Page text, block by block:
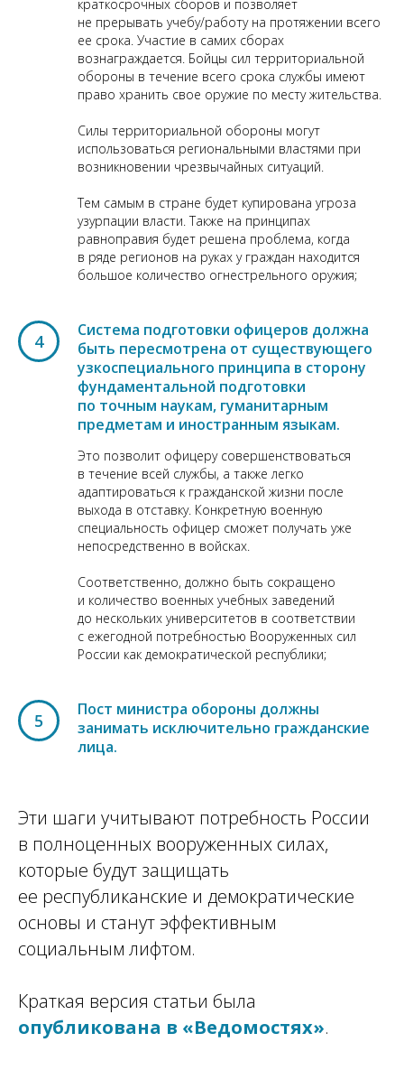
краткосрочных сборов и позволяет
не прерывать учебу/работу на протяжении всего
ее срока. Участие в самих сборах
вознаграждается. Бойцы сил территориальной
обороны в течение всего срока службы имеют
право хранить свое оружие по месту жительства.
Силы территориальной обороны могут
использоваться региональными властями при
возникновении чрезвычайных ситуаций.
Тем самым в стране будет купирована угроза
узурпации власти. Также на принципах
равноправия будет решена проблема, когда
в ряде регионов на руках у граждан находится
большое количество огнестрельного оружия;
4
Система подготовки офицеров должна
быть пересмотрена от существующего
узкоспециального принципа в сторону
фундаментальной подготовки
по точным наукам, гуманитарным
предметам и иностранным языкам.
Это позволит офицеру совершенствоваться
в течение всей службы, а также легко
адаптироваться к гражданской жизни после
выхода в отставку. Конкретную военную
специальность офицер сможет получать уже
непосредственно в войсках.
Соответственно, должно быть сокращено
и количество военных учебных заведений
до нескольких университетов в соответствии
с ежегодной потребностью Вооруженных сил
России как демократической республики;
5
Пост министра обороны должны
занимать исключительно гражданские
лица.
Эти шаги учитывают потребность России
в полноценных вооруженных силах,
которые будут защищать
ее республиканские и демократические
основы и станут эффективным
социальным лифтом.
Краткая версия статьи была
опубликована в «Ведомостях».